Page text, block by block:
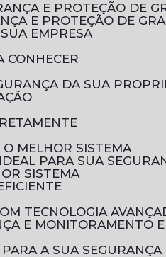
E PROTEÇÃO DE
E PROTEÇÃO DE
EMPRESA
CONHECER
DA SUA
O MELHOR SISTEMA
PARA SUA
SISTEMA
TECNOLOGIA
E MONITORAMENTO
A SUA SEGURANÇA